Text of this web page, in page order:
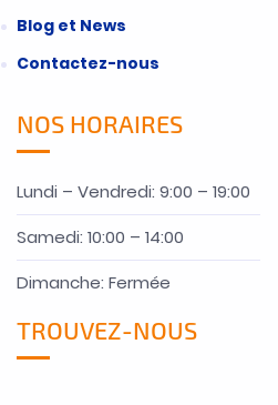
Blog et News
Contactez-nous
NOS HORAIRES
Lundi – Vendredi: 9:00 – 19:00
Samedi: 10:00 – 14:00
Dimanche: Fermée
TROUVEZ-NOUS